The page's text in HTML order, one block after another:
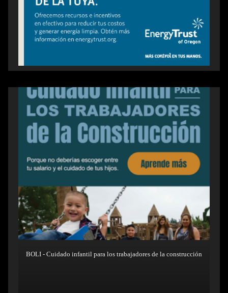
BOLI - Cuidado infantil para los trabajadores de la construcción